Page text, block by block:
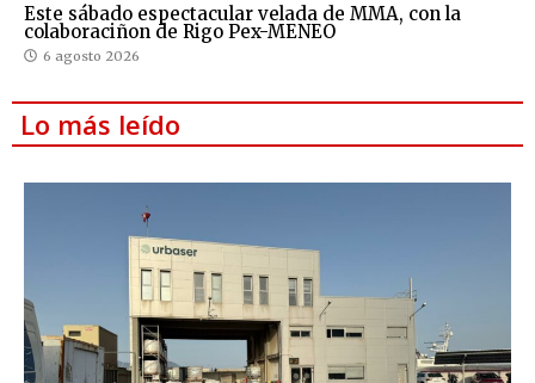
Este sábado espectacular velada de MMA, con la
colaboraciñon de Rigo Pex-MENEO
6 agosto 2026
Lo más leído